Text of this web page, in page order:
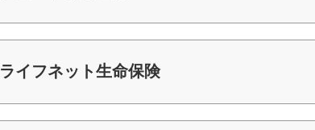
ライフネット生命保険